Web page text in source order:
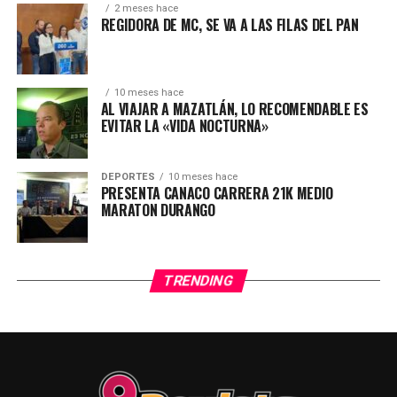
2 meses hace
REGIDORA DE MC, SE VA A LAS FILAS DEL PAN
10 meses hace
AL VIAJAR A MAZATLÁN, LO RECOMENDABLE ES
EVITAR LA «VIDA NOCTURNA»
DEPORTES 10 meses hace
PRESENTA CANACO CARRERA 21K MEDIO
MARATON DURANGO
TRENDING